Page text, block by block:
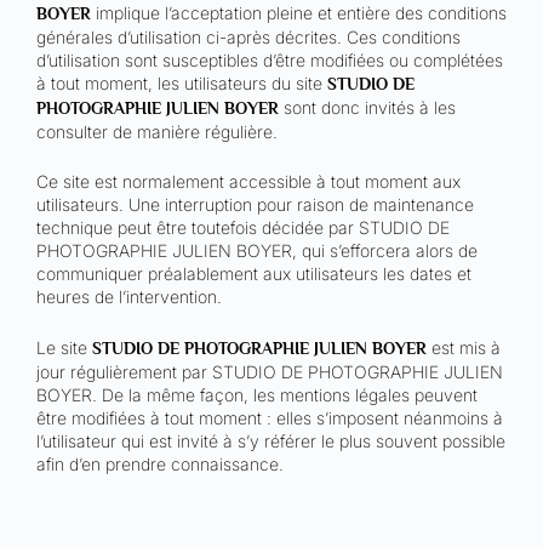
BOYER implique l’acceptation pleine et entière des conditions
générales d’utilisation ci-après décrites. Ces conditions
d’utilisation sont susceptibles d’être modifiées ou complétées
à tout moment, les utilisateurs du site STUDIO DE
PHOTOGRAPHIE JULIEN BOYER sont donc invités à les
consulter de manière régulière.
Ce site est normalement accessible à tout moment aux
utilisateurs. Une interruption pour raison de maintenance
technique peut être toutefois décidée par STUDIO DE
PHOTOGRAPHIE JULIEN BOYER, qui s’efforcera alors de
communiquer préalablement aux utilisateurs les dates et
heures de l’intervention.
Le site STUDIO DE PHOTOGRAPHIE JULIEN BOYER est mis à
jour régulièrement par STUDIO DE PHOTOGRAPHIE JULIEN
BOYER. De la même façon, les mentions légales peuvent
être modifiées à tout moment : elles s’imposent néanmoins à
l’utilisateur qui est invité à s’y référer le plus souvent possible
afin d’en prendre connaissance.